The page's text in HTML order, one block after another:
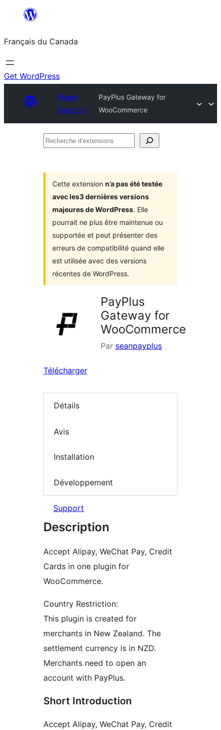
contenu
Français du Canada
Get WordPress
Plugin
Directory
PayPlus Gateway for
WooCommerce
Recherche
Cette extension n’a pas été testée
avec les3 dernières versions
majeures de WordPress. Elle
pourrait ne plus être maintenue ou
supportée et peut présenter des
erreurs de compatibilité quand elle
est utilisée avec des versions
récentes de WordPress.
PayPlus
Gateway for
WooCommerce
Par seanpayplus
Télécharger
Détails
Avis
Installation
Développement
Support
Description
Accept Alipay, WeChat Pay, Credit
Cards in one plugin for
WooCommerce.
Country Restriction:
This plugin is created for
merchants in New Zealand. The
settlement currency is in NZD.
Merchants need to open an
account with PayPlus.
Short Introduction
Accept Alipay, WeChat Pay, Credit